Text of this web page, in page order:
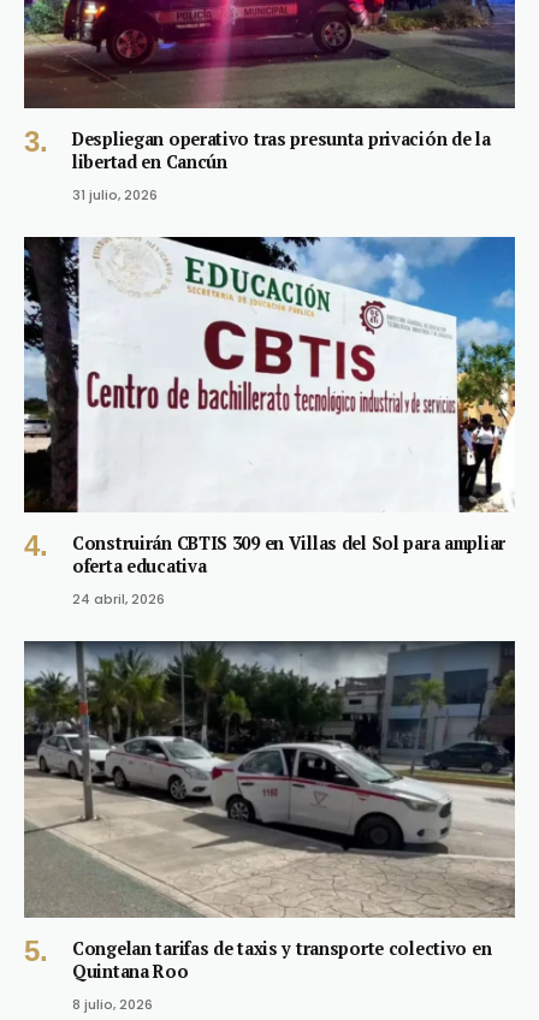
Despliegan operativo tras presunta privación de la
libertad en Cancún
31 julio, 2026
Construirán CBTIS 309 en Villas del Sol para ampliar
oferta educativa
24 abril, 2026
Congelan tarifas de taxis y transporte colectivo en
Quintana Roo
8 julio, 2026